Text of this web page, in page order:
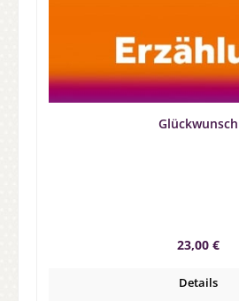
Glückwunsch
Regulärer
23,00 €
Details